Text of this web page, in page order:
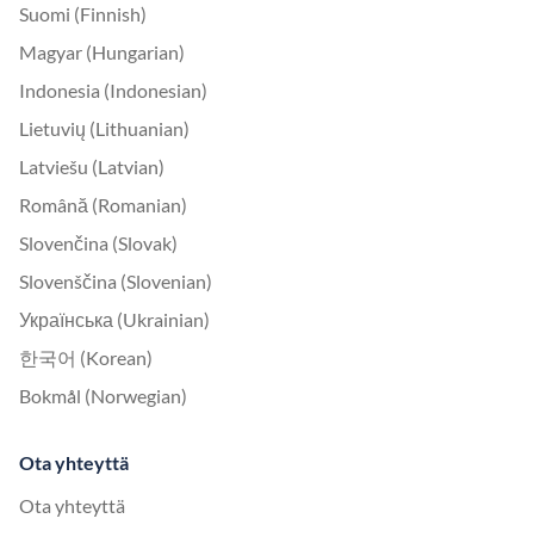
Suomi (Finnish)
Magyar (Hungarian)
Indonesia (Indonesian)
Lietuvių (Lithuanian)
Latviešu (Latvian)
Română (Romanian)
Slovenčina (Slovak)
Slovenščina (Slovenian)
Українська (Ukrainian)
한국어 (Korean)
Bokmål (Norwegian)
Ota yhteyttä
Ota yhteyttä